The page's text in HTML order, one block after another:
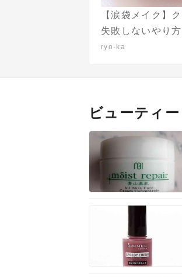
【涙袋メイク】
失敗しないやり
伝授します♡
ryo-ka
ビューティ